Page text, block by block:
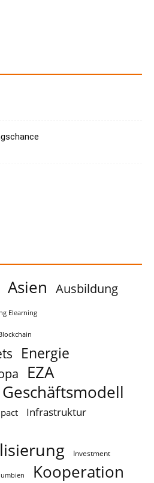
Asien Ausbildung
Elearning
Energie
EZA
Geschäftsmodell
Infrastruktur
Investment
Kooperation